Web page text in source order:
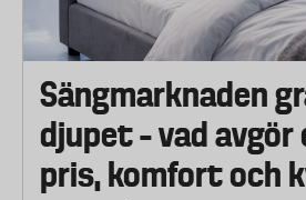
Sängmarknaden
djupet – vad
pris, komfort och